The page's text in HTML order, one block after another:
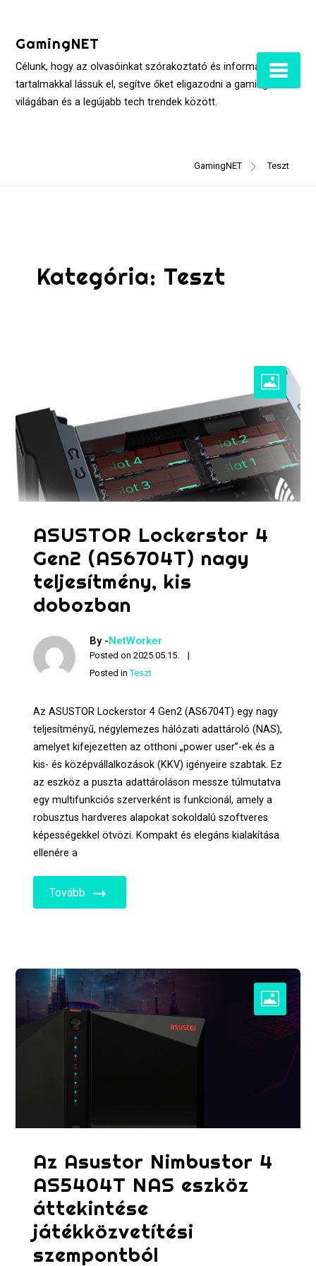
contentGamingNET
Célunk, hogy az olvasóinkat szórakoztató és informatív
tartalmakkal lássuk el, segítve őket eligazodni a gaming
világában és a legújabb tech trendek között.
GamingNET Teszt
Kategória: Teszt
ASUSTOR Lockerstor 4
Gen2 (AS6704T) nagy
teljesítmény, kis
dobozban
By -NetWorker
Posted on2025.05.15.
Posted inTeszt
Az ASUSTOR Lockerstor 4 Gen2 (AS6704T) egy nagy
teljesítményű, négylemezes hálózati adattároló (NAS),
amelyet kifejezetten az otthoni „power user”-ek és a
kis- és középvállalkozások (KKV) igényeire szabtak. Ez
az eszköz a puszta adattároláson messze túlmutatva
egy multifunkciós szerverként is funkcionál, amely a
robusztus hardveres alapokat sokoldalú szoftveres
képességekkel ötvözi. Kompakt és elegáns kialakítása
ellenére a
Tovább
Az Asustor Nimbustor 4
AS5404T NAS eszköz
áttekintése
játékközvetítési
szempontból